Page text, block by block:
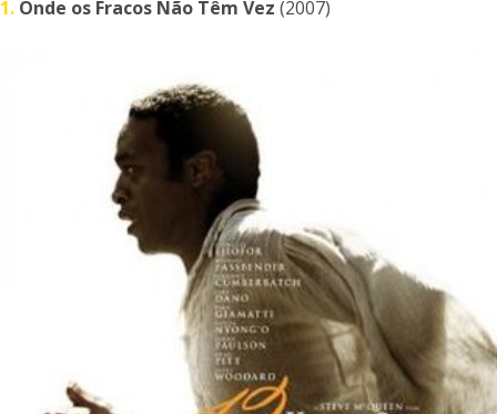
1. Onde os Fracos Não Têm Vez (2007)